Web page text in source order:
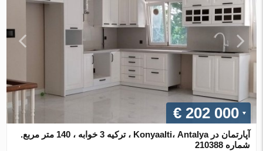
€ 202 000
آپارتمان در Konyaalti، Antalya ، ترکیه 3 خوابه ، 140 متر مربع.
شماره 210388